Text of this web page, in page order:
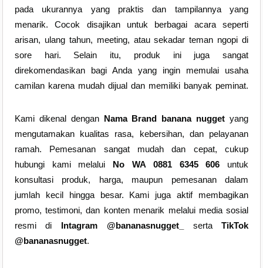
pada ukurannya yang praktis dan tampilannya yang
menarik. Cocok disajikan untuk berbagai acara seperti
arisan, ulang tahun, meeting, atau sekadar teman ngopi di
sore hari. Selain itu, produk ini juga sangat
direkomendasikan bagi Anda yang ingin memulai usaha
camilan karena mudah dijual dan memiliki banyak peminat.
Kami dikenal dengan Nama Brand banana nugget yang
mengutamakan kualitas rasa, kebersihan, dan pelayanan
ramah. Pemesanan sangat mudah dan cepat, cukup
hubungi kami melalui No WA 0881 6345 606 untuk
konsultasi produk, harga, maupun pemesanan dalam
jumlah kecil hingga besar. Kami juga aktif membagikan
promo, testimoni, dan konten menarik melalui media sosial
resmi di Intagram @bananasnugget_ sertaTikTok
@bananasnugget.